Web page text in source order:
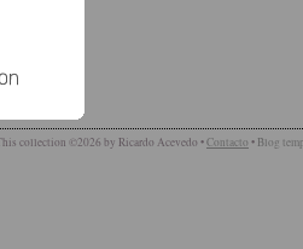
collection ©2026 by Ricardo Acevedo •Contacto • Blog